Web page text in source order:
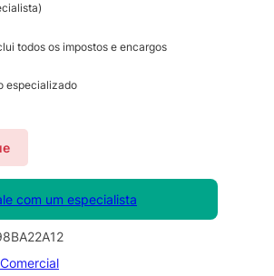
todos os impostos e encargos
especializado
com um especialista